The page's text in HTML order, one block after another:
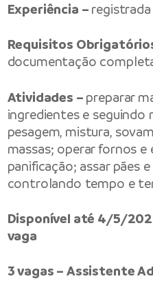
Experiência –
Requisitos
documentação
Atividades – preparar
ingredientes e seguindo
pesagem, mistura,
massas; operar fornos
panificação; assar pães
controlando tempo e
Disponível até 4/5/
vaga
3 vagas – Assistente